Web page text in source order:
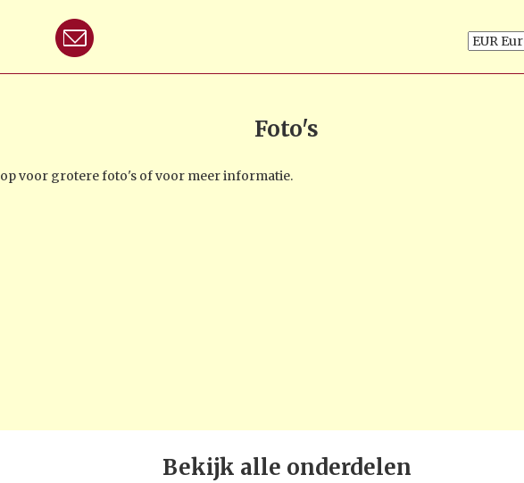
Foto's
voor grotere foto's of voor meer informatie.
Bekijk alle onderdelen